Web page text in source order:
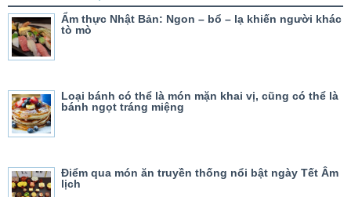
Ẩm thực Nhật Bản: Ngon – bổ – lạ khiến người khác
tò mò
Loại bánh có thể là món mặn khai vị, cũng có thể là
bánh ngọt tráng miệng
Điểm qua món ăn truyền thống nổi bật ngày Tết Âm
lịch